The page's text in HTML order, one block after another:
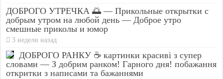
ДОБРОГО УТРЕЧКА 🌅 — Прикольные открытки с
добрым утром на любой день — Доброе утро
смешные приколы и юмор
3 недели назад
ДОБРОГО РАНКУ ☕ картинки красиві з супер
словами — З добрим ранком! Гарного дня! побажання
откритки з написами та бажаннями